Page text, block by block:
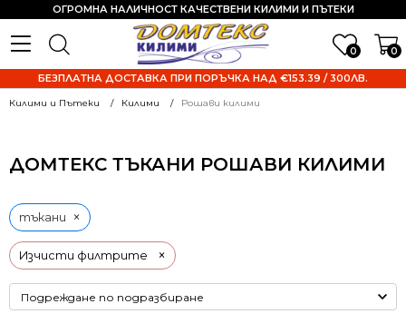
0 0
ОГРОМНА НАЛИЧНОСТ КАЧЕСТВЕНИ КИЛИМИ И ПЪТЕКИ
БЕЗПЛАТНА ДОСТАВКА ПРИ ПОРЪЧКА НАД €153.39 / 300ЛВ.
Килими и Пътеки Килими Рошави килими
ДОМТЕКС ТЪКАНИ РОШАВИ КИЛИМИ
Изчисти филтрите ×
тъкани ×